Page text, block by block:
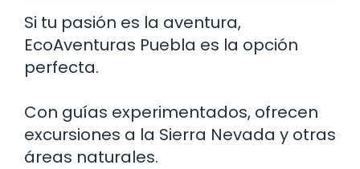
Si tu pasión es la aventura,
EcoAventuras Puebla es la opción
perfecta.
Con guías experimentados, ofrecen
excursiones a la Sierra Nevada y otras
áreas naturales.